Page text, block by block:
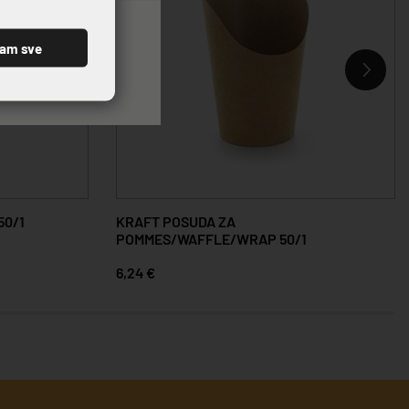
1
KRAFT POSUDA ZA
POMMES/WAFFLE/WRAP 50/1
6,24 €
sve